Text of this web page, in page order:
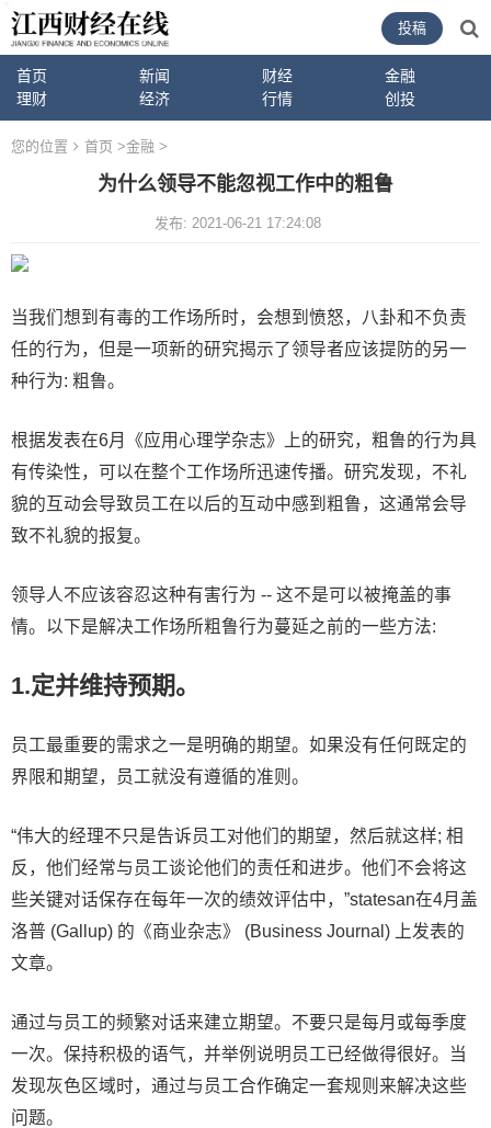
首页 新闻 财经
金融
理财
经济 行情 创投
投稿
您的位置 首页 >金融 >
为什么领导不能忽视工作中的粗鲁
发布: 2021-06-21 17:24:08
当我们想到有毒的工作场所时，会想到愤怒，八卦和不负责
任的行为，但是一项新的研究揭示了领导者应该提防的另一
种行为: 粗鲁。
根据发表在6月《应用心理学杂志》上的研究，粗鲁的行为具
有传染性，可以在整个工作场所迅速传播。研究发现，不礼
貌的互动会导致员工在以后的互动中感到粗鲁，这通常会导
致不礼貌的报复。
领导人不应该容忍这种有害行为 -- 这不是可以被掩盖的事
情。以下是解决工作场所粗鲁行为蔓延之前的一些方法:
1.定并维持预期。
员工最重要的需求之一是明确的期望。如果没有任何既定的
界限和期望，员工就没有遵循的准则。
“伟大的经理不只是告诉员工对他们的期望，然后就这样; 相
反，他们经常与员工谈论他们的责任和进步。他们不会将这
些关键对话保存在每年一次的绩效评估中，”statesan在4月盖
洛普 (Gallup) 的《商业杂志》 (Business Journal) 上发表的
文章。
通过与员工的频繁对话来建立期望。不要只是每月或每季度
一次。保持积极的语气，并举例说明员工已经做得很好。当
发现灰色区域时，通过与员工合作确定一套规则来解决这些
问题。